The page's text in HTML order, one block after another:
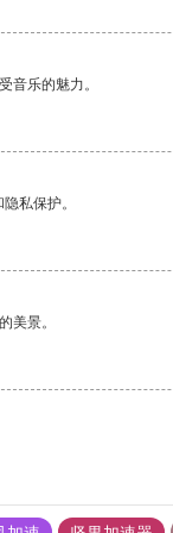
音乐的魅力。
私保护。
美景。